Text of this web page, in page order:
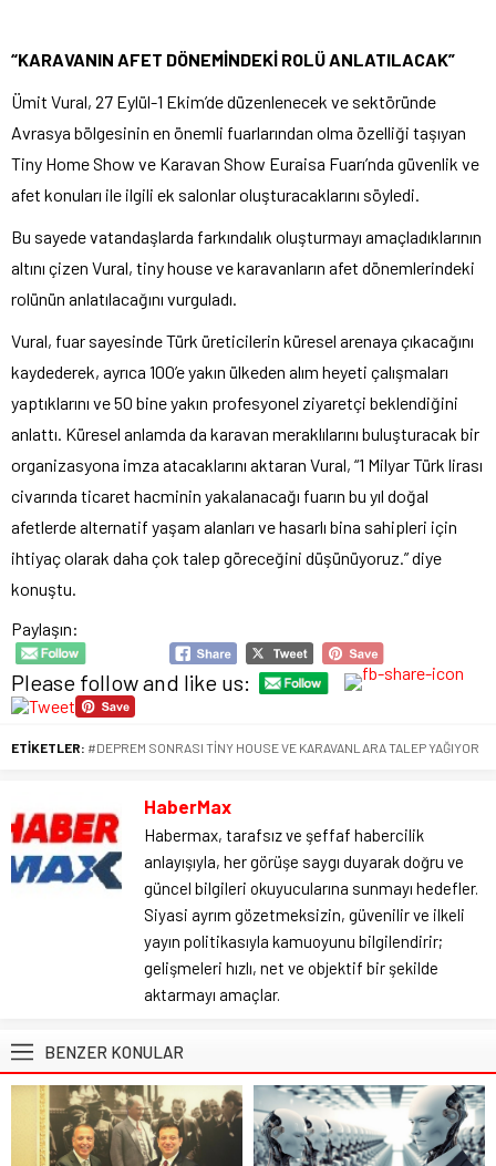
“KARAVANIN AFET DÖNEMİNDEKİ ROLÜ ANLATILACAK”
Ümit Vural, 27 Eylül-1 Ekim’de düzenlenecek ve sektöründe
Avrasya bölgesinin en önemli fuarlarından olma özelliği taşıyan
Tiny Home Show ve Karavan Show Euraisa Fuarı’nda güvenlik ve
afet konuları ile ilgili ek salonlar oluşturacaklarını söyledi.
Bu sayede vatandaşlarda farkındalık oluşturmayı amaçladıklarının
altını çizen Vural, tiny house ve karavanların afet dönemlerindeki
rolünün anlatılacağını vurguladı.
Vural, fuar sayesinde Türk üreticilerin küresel arenaya çıkacağını
kaydederek, ayrıca 100’e yakın ülkeden alım heyeti çalışmaları
yaptıklarını ve 50 bine yakın profesyonel ziyaretçi beklendiğini
anlattı. Küresel anlamda da karavan meraklılarını buluşturacak bir
organizasyona imza atacaklarını aktaran Vural, “1 Milyar Türk lirası
civarında ticaret hacminin yakalanacağı fuarın bu yıl doğal
afetlerde alternatif yaşam alanları ve hasarlı bina sahipleri için
ihtiyaç olarak daha çok talep göreceğini düşünüyoruz.” diye
konuştu.
Paylaşın:
Please follow and like us:
ETİKETLER: #DEPREM SONRASI TİNY HOUSE VE KARAVANLARA TALEP YAĞIYOR
HaberMax
Habermax, tarafsız ve şeffaf habercilik
anlayışıyla, her görüşe saygı duyarak doğru ve
güncel bilgileri okuyucularına sunmayı hedefler.
Siyasi ayrım gözetmeksizin, güvenilir ve ilkeli
yayın politikasıyla kamuoyunu bilgilendirir;
gelişmeleri hızlı, net ve objektif bir şekilde
aktarmayı amaçlar.
BENZER KONULAR